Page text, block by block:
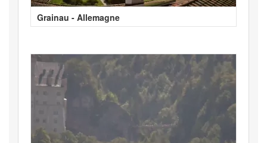
Grainau - Allemagne